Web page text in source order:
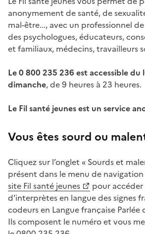
anonymement de santé, de
mal-être..., avec un professionnel
des psychologues, éducateurs,
et familiaux, médecins, travailleurs
Le 0 800 235 236 est accessible du
dimanche, de 9 heures à 23 heures.
Le Fil santé jeunes est un service
Vous êtes sourd ou
Cliquez sur l’onglet « Sourds et
présent dans le menu de
site Fil santé jeunes
pour accéder
d’interprètes en langue des signes
codeurs en Langue française Parlée
Ils composent le numéro et vous